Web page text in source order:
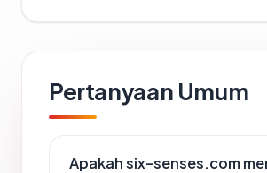
Pertanyaan Umum
Apakah six-senses.com